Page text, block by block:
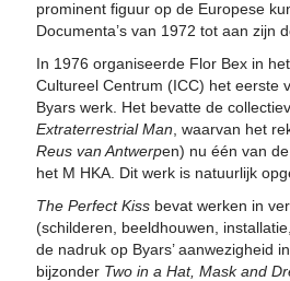
prominent figuur op de Europese
Documenta’s van 1972 tot aan zijn
In 1976 organiseerde Flor Bex in
Cultureel Centrum (ICC) het eerste
Byars werk. Het bevatte de
Extraterrestrial Man, waarvan het
Reus van Antwerpen) nu één van
het M HKA. Dit werk is natuurlijk
The Perfect Kissbevat werken in
(schilderen, beeldhouwen,
de nadruk op Byars’ aanwezigheid
bijzonder Two in a Hat, Mask and